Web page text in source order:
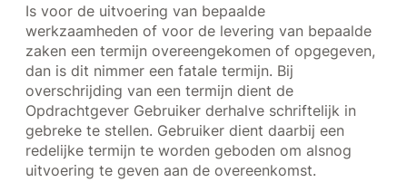
Is voor de uitvoering van bepaalde
werkzaamheden of voor de levering van bepaalde
zaken een termijn overeengekomen of opgegeven,
dan is dit nimmer een fatale termijn. Bij
overschrijding van een termijn dient de
Opdrachtgever Gebruiker derhalve schriftelijk in
gebreke te stellen. Gebruiker dient daarbij een
redelijke termijn te worden geboden om alsnog
uitvoering te geven aan de overeenkomst.